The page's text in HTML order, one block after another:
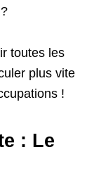
?
toutes les
plus vite
!
: Le